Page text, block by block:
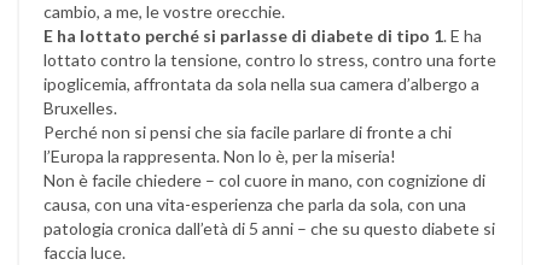
cambio, a me, le vostre orecchie.
E ha lottato perché si parlasse di diabete di tipo 1. E ha
lottato contro la tensione, contro lo stress, contro una forte
ipoglicemia, affrontata da sola nella sua camera d’albergo a
Bruxelles.
Perché non si pensi che sia facile parlare di fronte a chi
l’Europa la rappresenta. Non lo è, per la miseria!
Non è facile chiedere – col cuore in mano, con cognizione di
causa, con una vita-esperienza che parla da sola, con una
patologia cronica dall’età di 5 anni – che su questo diabete si
faccia luce.